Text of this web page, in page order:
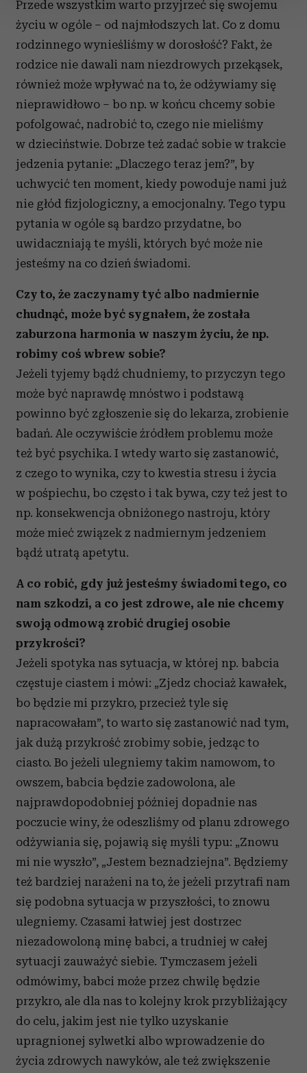
zmienić lub wycofać swoją zgodę w dowolnej chwili.
i reklam, aby oferować funkcje społecznościowe i
analizować ruch w naszej witrynie. Informacje o tym, jak
korzystasz z naszej witryny, udostępniamy partnerom
społecznościowym, reklamowym i analitycznym.
Partnerzy mogą połączyć te informacje z innymi danymi
otrzymanymi od Ciebie lub uzyskanymi podczas
korzystania z ich usług.
Przede wszystkim warto przyjrzeć się swojemu
życiu w ogóle – od najmłodszych lat. Co z domu
rodzinnego wynieśliśmy w dorosłość? Fakt, że
rodzice nie dawali nam niezdrowych przekąsek,
również może wpływać na to, że odżywiamy się
nieprawidłowo – bo np. w końcu chcemy sobie
pofolgować, nadrobić to, czego nie mieliśmy
w dzieciństwie. Dobrze też zadać sobie w trakcie
jedzenia pytanie: „Dlaczego teraz jem?”, by
uchwycić ten moment, kiedy powoduje nami już
nie głód fizjologiczny, a emocjonalny. Tego typu
pytania w ogóle są bardzo przydatne, bo
uwidaczniają te myśli, których być może nie
jesteśmy na co dzień świadomi.
Czy to, że zaczynamy tyć albo nadmiernie
chudnąć, może być sygnałem, że została
zaburzona harmonia w naszym życiu, że np.
robimy coś wbrew sobie?
Jeżeli tyjemy bądź chudniemy, to przyczyn tego
może być naprawdę mnóstwo i podstawą
powinno być zgłoszenie się do lekarza, zrobienie
badań. Ale oczywiście źródłem problemu może
też być psychika. I wtedy warto się zastanowić,
z czego to wynika, czy to kwestia stresu i życia
w pośpiechu, bo często i tak bywa, czy też jest to
np. konsekwencja obniżonego nastroju, który
może mieć związek z nadmiernym jedzeniem
bądź utratą apetytu.
A co robić, gdy już jesteśmy świadomi tego, co
nam szkodzi, a co jest zdrowe, ale nie chcemy
swoją odmową zrobić drugiej osobie
przykrości?
Jeżeli spotyka nas sytuacja, w której np. babcia
częstuje ciastem i mówi: „Zjedz chociaż kawałek,
bo będzie mi przykro, przecież tyle się
napracowałam”, to warto się zastanowić nad tym,
jak dużą przykrość zrobimy sobie, jedząc to
ciasto. Bo jeżeli ulegniemy takim namowom, to
owszem, babcia będzie zadowolona, ale
najprawdopodobniej później dopadnie nas
poczucie winy, że odeszliśmy od planu zdrowego
odżywiania się, pojawią się myśli typu: „Znowu
mi nie wyszło”, „Jestem beznadziejna”. Będziemy
też bardziej narażeni na to, że jeżeli przytrafi nam
się podobna sytuacja w przyszłości, to znowu
ulegniemy. Czasami łatwiej jest dostrzec
niezadowoloną minę babci, a trudniej w całej
sytuacji zauważyć siebie. Tymczasem jeżeli
odmówimy, babci może przez chwilę będzie
przykro, ale dla nas to kolejny krok przybliżający
do celu, jakim jest nie tylko uzyskanie
upragnionej sylwetki albo wprowadzenie do
życia zdrowych nawyków, ale też zwiększenie